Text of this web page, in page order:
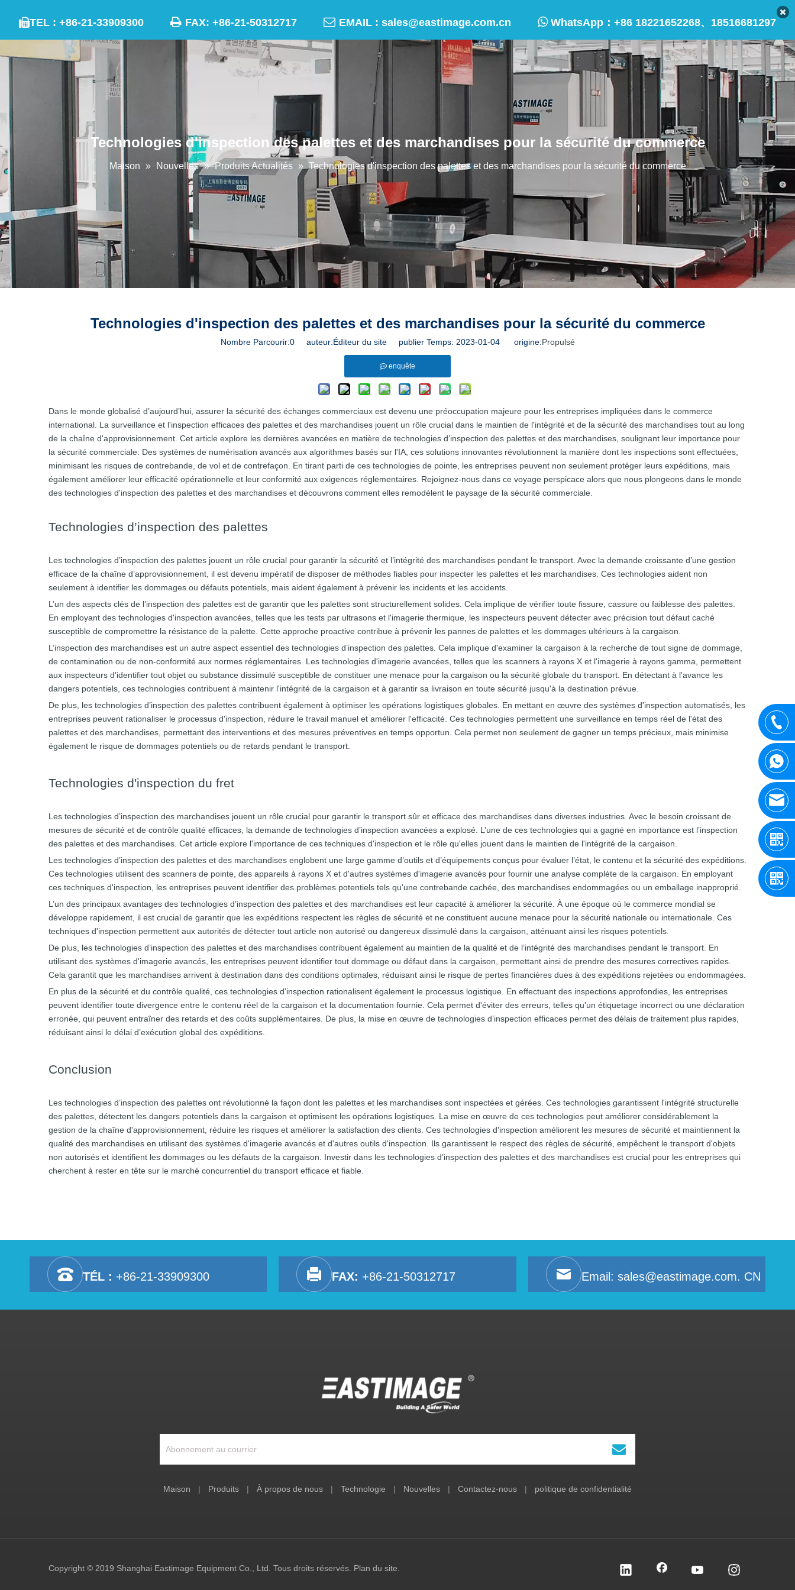
TEL : +86-21-33909300  FAX: +86-21-50312717  EMAIL : sales@eastimage.com.cn WhatsApp： +86 18221652268、18516681297
Technologies d'inspection des palettes et des marchandises pour la sécurité du commerce
Maison » Nouvelles » Produits Actualités » Technologies d'inspection des palettes et des marchandises pour la sécurité du commerce
Technologies d'inspection des palettes et des marchandises pour la sécurité du commerce
Nombre Parcourir:0auteur:Éditeur du site publier Temps: 2023-01-04 origine:Propulsé
enquête
Dans le monde globalisé d’aujourd’hui, assurer la sécurité des échanges commerciaux est devenu une préoccupation majeure pour les entreprises impliquées dans le commerce
international. La surveillance et l'inspection efficaces des palettes et des marchandises jouent un rôle crucial dans le maintien de l'intégrité et de la sécurité des marchandises tout au long
de la chaîne d'approvisionnement. Cet article explore les dernières avancées en matière de technologies d’inspection des palettes et des marchandises, soulignant leur importance pour
la sécurité commerciale. Des systèmes de numérisation avancés aux algorithmes basés sur l'IA, ces solutions innovantes révolutionnent la manière dont les inspections sont effectuées,
minimisant les risques de contrebande, de vol et de contrefaçon. En tirant parti de ces technologies de pointe, les entreprises peuvent non seulement protéger leurs expéditions, mais
également améliorer leur efficacité opérationnelle et leur conformité aux exigences réglementaires. Rejoignez-nous dans ce voyage perspicace alors que nous plongeons dans le monde
des technologies d'inspection des palettes et des marchandises et découvrons comment elles remodèlent le paysage de la sécurité commerciale.
Technologies d’inspection des palettes
Les technologies d’inspection des palettes jouent un rôle crucial pour garantir la sécurité et l’intégrité des marchandises pendant le transport. Avec la demande croissante d’une gestion
efficace de la chaîne d’approvisionnement, il est devenu impératif de disposer de méthodes fiables pour inspecter les palettes et les marchandises. Ces technologies aident non
seulement à identifier les dommages ou défauts potentiels, mais aident également à prévenir les incidents et les accidents.
L’un des aspects clés de l’inspection des palettes est de garantir que les palettes sont structurellement solides. Cela implique de vérifier toute fissure, cassure ou faiblesse des palettes.
En employant des technologies d'inspection avancées, telles que les tests par ultrasons et l'imagerie thermique, les inspecteurs peuvent détecter avec précision tout défaut caché
susceptible de compromettre la résistance de la palette. Cette approche proactive contribue à prévenir les pannes de palettes et les dommages ultérieurs à la cargaison.
L’inspection des marchandises est un autre aspect essentiel des technologies d’inspection des palettes. Cela implique d'examiner la cargaison à la recherche de tout signe de dommage,
de contamination ou de non-conformité aux normes réglementaires. Les technologies d'imagerie avancées, telles que les scanners à rayons X et l'imagerie à rayons gamma, permettent
aux inspecteurs d'identifier tout objet ou substance dissimulé susceptible de constituer une menace pour la cargaison ou la sécurité globale du transport. En détectant à l'avance les
dangers potentiels, ces technologies contribuent à maintenir l'intégrité de la cargaison et à garantir sa livraison en toute sécurité jusqu'à la destination prévue.
De plus, les technologies d’inspection des palettes contribuent également à optimiser les opérations logistiques globales. En mettant en œuvre des systèmes d'inspection automatisés, les
entreprises peuvent rationaliser le processus d'inspection, réduire le travail manuel et améliorer l'efficacité. Ces technologies permettent une surveillance en temps réel de l'état des
palettes et des marchandises, permettant des interventions et des mesures préventives en temps opportun. Cela permet non seulement de gagner un temps précieux, mais minimise
également le risque de dommages potentiels ou de retards pendant le transport.
Technologies d'inspection du fret
Les technologies d’inspection des marchandises jouent un rôle crucial pour garantir le transport sûr et efficace des marchandises dans diverses industries. Avec le besoin croissant de
mesures de sécurité et de contrôle qualité efficaces, la demande de technologies d’inspection avancées a explosé. L’une de ces technologies qui a gagné en importance est l’inspection
des palettes et des marchandises. Cet article explore l'importance de ces techniques d'inspection et le rôle qu'elles jouent dans le maintien de l'intégrité de la cargaison.
Les technologies d’inspection des palettes et des marchandises englobent une large gamme d’outils et d’équipements conçus pour évaluer l’état, le contenu et la sécurité des expéditions.
Ces technologies utilisent des scanners de pointe, des appareils à rayons X et d'autres systèmes d'imagerie avancés pour fournir une analyse complète de la cargaison. En employant
ces techniques d'inspection, les entreprises peuvent identifier des problèmes potentiels tels qu'une contrebande cachée, des marchandises endommagées ou un emballage inapproprié.
L’un des principaux avantages des technologies d’inspection des palettes et des marchandises est leur capacité à améliorer la sécurité. À une époque où le commerce mondial se
développe rapidement, il est crucial de garantir que les expéditions respectent les règles de sécurité et ne constituent aucune menace pour la sécurité nationale ou internationale. Ces
techniques d'inspection permettent aux autorités de détecter tout article non autorisé ou dangereux dissimulé dans la cargaison, atténuant ainsi les risques potentiels.
De plus, les technologies d’inspection des palettes et des marchandises contribuent également au maintien de la qualité et de l’intégrité des marchandises pendant le transport. En
utilisant des systèmes d'imagerie avancés, les entreprises peuvent identifier tout dommage ou défaut dans la cargaison, permettant ainsi de prendre des mesures correctives rapides.
Cela garantit que les marchandises arrivent à destination dans des conditions optimales, réduisant ainsi le risque de pertes financières dues à des expéditions rejetées ou endommagées.
En plus de la sécurité et du contrôle qualité, ces technologies d'inspection rationalisent également le processus logistique. En effectuant des inspections approfondies, les entreprises
peuvent identifier toute divergence entre le contenu réel de la cargaison et la documentation fournie. Cela permet d'éviter des erreurs, telles qu'un étiquetage incorrect ou une déclaration
erronée, qui peuvent entraîner des retards et des coûts supplémentaires. De plus, la mise en œuvre de technologies d’inspection efficaces permet des délais de traitement plus rapides,
réduisant ainsi le délai d’exécution global des expéditions.
Conclusion
Les technologies d’inspection des palettes ont révolutionné la façon dont les palettes et les marchandises sont inspectées et gérées. Ces technologies garantissent l'intégrité structurelle
des palettes, détectent les dangers potentiels dans la cargaison et optimisent les opérations logistiques. La mise en œuvre de ces technologies peut améliorer considérablement la
gestion de la chaîne d'approvisionnement, réduire les risques et améliorer la satisfaction des clients. Ces technologies d'inspection améliorent les mesures de sécurité et maintiennent la
qualité des marchandises en utilisant des systèmes d'imagerie avancés et d'autres outils d'inspection. Ils garantissent le respect des règles de sécurité, empêchent le transport d'objets
non autorisés et identifient les dommages ou les défauts de la cargaison. Investir dans les technologies d’inspection des palettes et des marchandises est crucial pour les entreprises qui
cherchent à rester en tête sur le marché concurrentiel du transport efficace et fiable.
TÉL : +86-21-33909300 FAX: +86-21-50312717 Email: sales@eastimage.com. CN
Maison | Produits | À propos de nous | Technologie | Nouvelles | Contactez-nous | politique de confidentialité
Copyright © 2019 Shanghai Eastimage Equipment Co., Ltd. Tous droits réservés. Plan du site